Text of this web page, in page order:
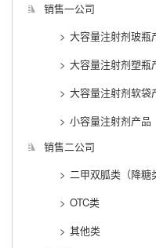
销售一公司
大容量注射剂玻瓶
大容量注射剂塑瓶
大容量注射剂软袋
小容量注射剂产品
销售二公司
二甲双胍类（降糖
OTC类
其他类